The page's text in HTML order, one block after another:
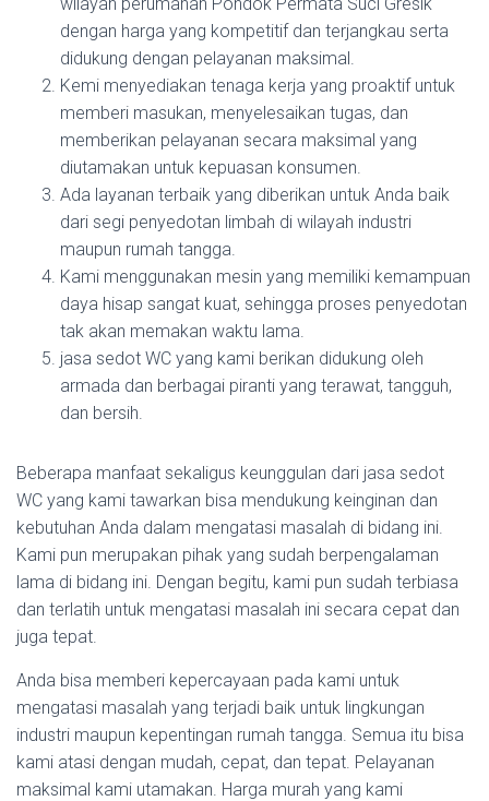
dengan harga yang kompetitif dan terjangkau serta
didukung dengan pelayanan maksimal.
Kemi menyediakan tenaga kerja yang proaktif untuk
memberi masukan, menyelesaikan tugas, dan
memberikan pelayanan secara maksimal yang
diutamakan untuk kepuasan konsumen.
Ada layanan terbaik yang diberikan untuk Anda baik
dari segi penyedotan limbah di wilayah industri
maupun rumah tangga.
Kami menggunakan mesin yang memiliki kemampuan
daya hisap sangat kuat, sehingga proses penyedotan
tak akan memakan waktu lama.
jasa sedot WC yang kami berikan didukung oleh
armada dan berbagai piranti yang terawat, tangguh,
dan bersih.
Beberapa manfaat sekaligus keunggulan dari jasa sedot
WC yang kami tawarkan bisa mendukung keinginan dan
kebutuhan Anda dalam mengatasi masalah di bidang ini.
Kami pun merupakan pihak yang sudah berpengalaman
lama di bidang ini. Dengan begitu, kami pun sudah terbiasa
dan terlatih untuk mengatasi masalah ini secara cepat dan
juga tepat.
Anda bisa memberi kepercayaan pada kami untuk
mengatasi masalah yang terjadi baik untuk lingkungan
industri maupun kepentingan rumah tangga. Semua itu bisa
kami atasi dengan mudah, cepat, dan tepat. Pelayanan
maksimal kami utamakan. Harga murah yang kami